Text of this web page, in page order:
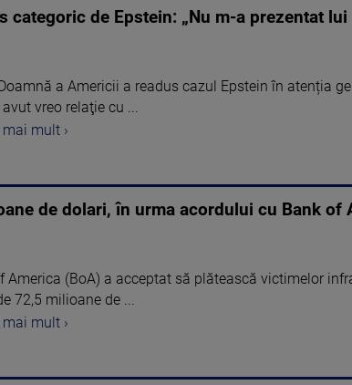
categoric de Epstein: „Nu m-a prezentat lui
a Americii a readus cazul Epstein în atenția
vreo relaţie cu ...
mult ›
de dolari, în urma acordului cu Bank of
America (BoA) a acceptat să plătească victimelor
72,5 milioane de ...
mult ›